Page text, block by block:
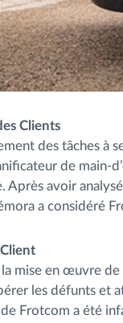
Clients
des tâches à
de main-
Après avoir
a considéré
la mise en œuvre
les défunts et
Frotcom a été